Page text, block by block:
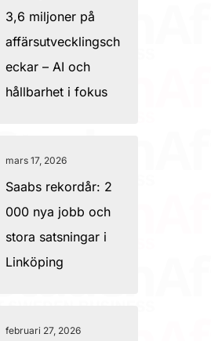
3,6 miljoner på
affärsutvecklingsch
eckar – AI och
hållbarhet i fokus
mars 17, 2026
Saabs rekordår: 2
000 nya jobb och
stora satsningar i
Linköping
februari 27, 2026